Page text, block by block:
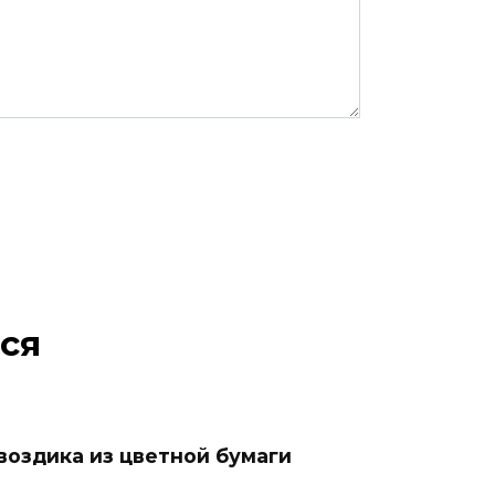
из цветной бумаги